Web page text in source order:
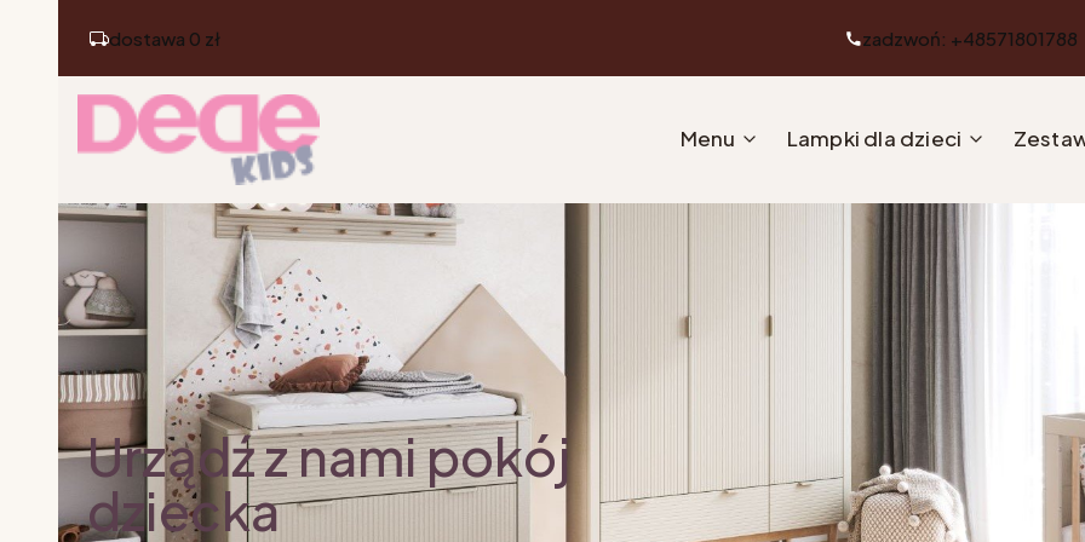
dostawa 0 zł zadzwoń: +48571801788
Menu Lampki dla dzieci
Urządź z nami pokój
dziecka